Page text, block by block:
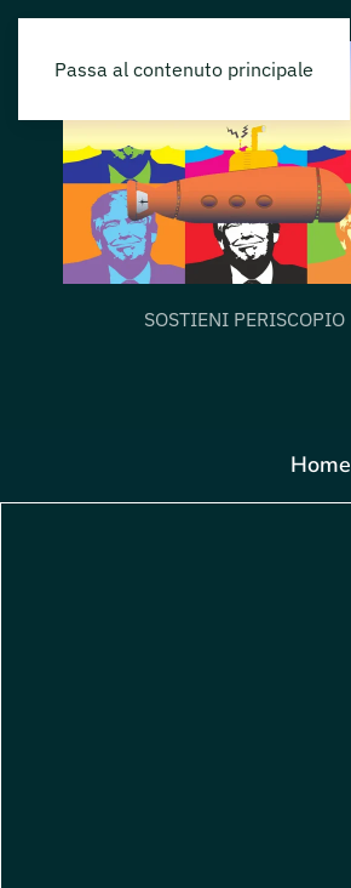
Passa al contenuto principale
SOSTIENI PERISCOPIO
Home